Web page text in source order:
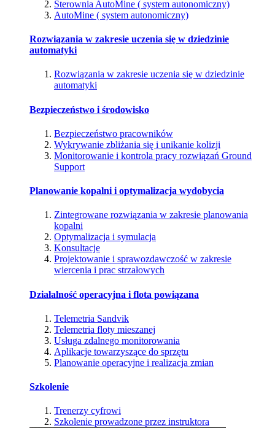
Sterownia AutoMine ( system autonomiczny)
AutoMine ( system autonomiczny)
Rozwiązania w zakresie uczenia się w dziedzinie
automatyki
Rozwiązania w zakresie uczenia się w dziedzinie
automatyki
Bezpieczeństwo i środowisko
Bezpieczeństwo pracowników
Wykrywanie zbliżania się i unikanie kolizji
Monitorowanie i kontrola pracy rozwiązań Ground
Support
Planowanie kopalni i optymalizacja wydobycia
Zintegrowane rozwiązania w zakresie planowania
kopalni
Optymalizacja i symulacja
Konsultacje
Projektowanie i sprawozdawczość w zakresie
wiercenia i prac strzałowych
Działalność operacyjna i flota powiązana
Telemetria Sandvik
Telemetria floty mieszanej
Usługa zdalnego monitorowania
Aplikacje towarzyszące do sprzętu
Planowanie operacyjne i realizacja zmian
Szkolenie
Trenerzy cyfrowi
Szkolenie prowadzone przez instruktora